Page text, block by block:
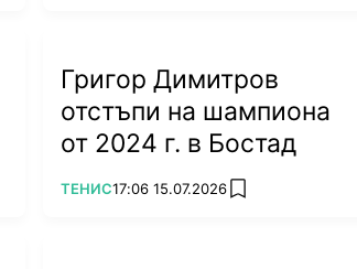
Григор Димитров
отстъпи на шампиона
от 2024 г. в Бостад
ПОВЕЧЕ ОТ
ТЕНИС17:06 15.07.2026 add favorites